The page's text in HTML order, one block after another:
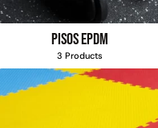
Pisos EPDM
3 Products